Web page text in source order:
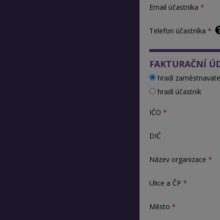
Email účastníka
Telefon účastníka
FAKTURAČNÍ
hradí
hradí účastník
IČO
DIČ
Název organizace
Ulice a ČP
Město